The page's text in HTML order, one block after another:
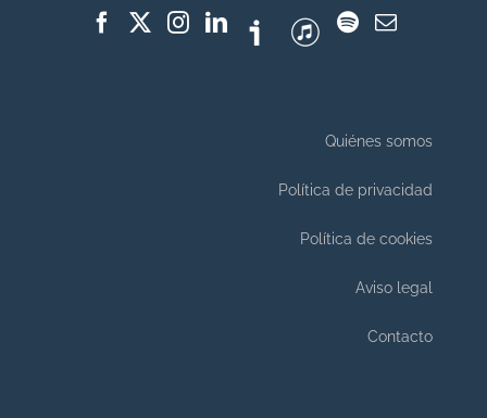
Quiénes somos
Política de privacidad
Política de cookies
Aviso legal
Contacto